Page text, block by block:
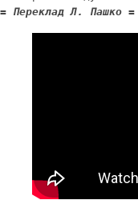
= Переклад Л. Пашко =